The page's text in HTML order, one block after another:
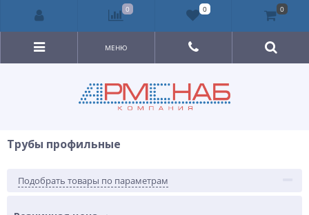
МЕНЮ
Трубы профильные
Подобрать товары по параметрам
0 0 0